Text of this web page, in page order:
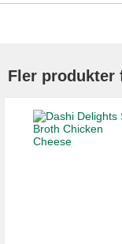
Fler produkter